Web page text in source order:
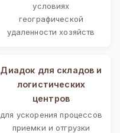
условиях
географической
удаленности хозяйств
Диадок для складов и
логистических
центров
для ускорения процессов
приемки и отгрузки